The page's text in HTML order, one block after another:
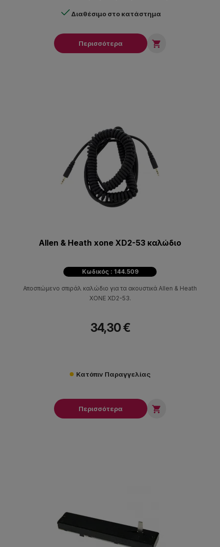
Διαθέσιμο στο κατάστημα
Περισσότερα 
Allen & Heath xone XD2-53 καλώδιο
Κωδικός : 144.509
Αποσπώμενο σπιράλ καλώδιο για τα ακουστικά Allen & Heath
XONE XD2-53.
34,30 €
Κατόπιν Παραγγελίας
Περισσότερα 